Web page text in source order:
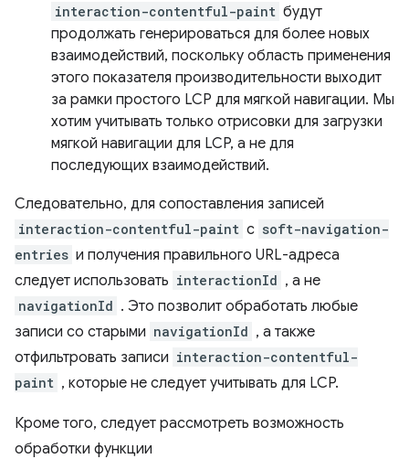
interaction-contentful-paint будут
продолжать генерироваться для более новых
взаимодействий, поскольку область применения
этого показателя производительности выходит
за рамки простого LCP для мягкой навигации. Мы
хотим учитывать только отрисовки для загрузки
мягкой навигации для LCP, а не для
последующих взаимодействий.
Следовательно, для сопоставления записей
interaction-contentful-paint с soft-navigation-
entries и получения правильного URL-адреса
следует использовать interactionId , а не
navigationId . Это позволит обработать любые
записи со старыми navigationId , а также
отфильтровать записи interaction-contentful-
paint , которые не следует учитывать для LCP.
Кроме того, следует рассмотреть возможность
обработки функции